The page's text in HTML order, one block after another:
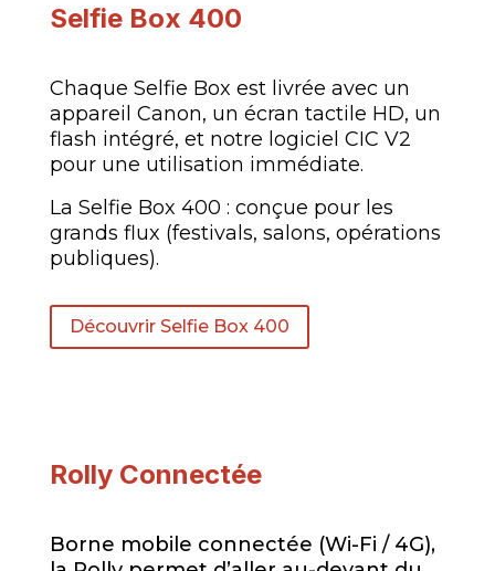
Selfie Box 400
Chaque Selfie Box est livrée avec un
appareil Canon, un écran tactile HD, un
flash intégré, et notre logiciel CIC V2
pour une utilisation immédiate.
La Selfie Box 400 : conçue pour les
grands flux (festivals, salons, opérations
publiques).
Découvrir Selfie Box 400
Rolly Connectée
Borne mobile connectée (Wi-Fi / 4G),